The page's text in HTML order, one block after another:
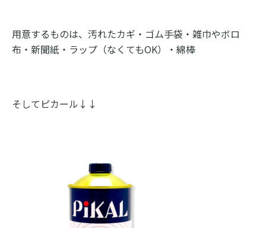
用意するものは、汚れたカギ・ゴム手袋・雑巾やボロ
布・新聞紙・ラップ（なくてもOK）・綿棒
そしてピカール↓↓